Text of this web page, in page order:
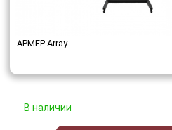
АРМЕР Array
В наличии